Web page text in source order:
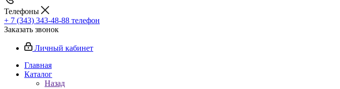
Телефоны
+ 7 (343) 343-48-88 телефон
Заказать звонок
Личный кабинет
Главная
Каталог
Назад